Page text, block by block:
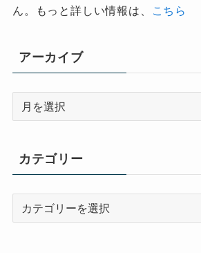
ん。もっと詳しい情報は、
こちら
アーカイブ
ブ
カテゴリー